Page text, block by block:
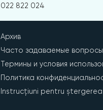
022 822 024
Архив
Часто задаваемые вопросы
Термины и условия
Политика
Instrucțiuni pentru